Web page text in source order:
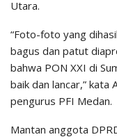
Utara.
“Foto-foto yang
bagus dan patut
bahwa PON XXI di
baik dan lancar,” kata
pengurus PFI Medan.
Mantan anggota